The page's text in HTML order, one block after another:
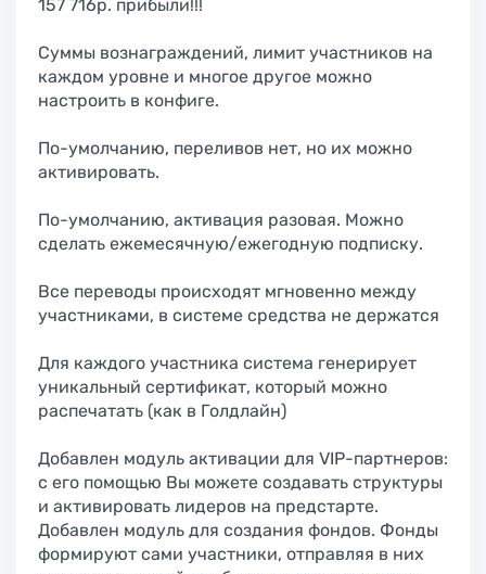
157 716р. прибыли!!!
Суммы вознаграждений, лимит участников на
каждом уровне и многое другое можно
настроить в конфиге.
По-умолчанию, переливов нет, но их можно
активировать.
По-умолчанию, активация разовая. Можно
сделать ежемесячную/ежегодную подписку.
Все переводы происходят мгновенно между
участниками, в системе средства не держатся
Для каждого участника система генерирует
уникальный сертификат, который можно
распечатать (как в Голдлайн)
Добавлен модуль активации для VIP-партнеров:
с его помощью Вы можете создавать структуры
и активировать лидеров на предстарте.
Добавлен модуль для создания фондов. Фонды
формируют сами участники, отправляя в них